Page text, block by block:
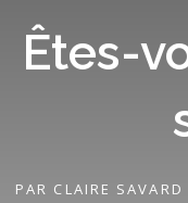
Êtes-
PAR CLAIRE SAVARD